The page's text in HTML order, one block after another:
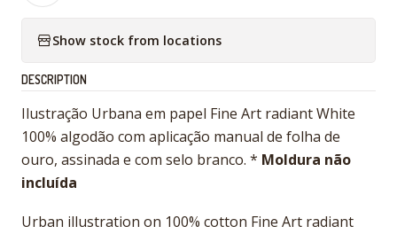
Show stock from locations
DESCRIPTION
Ilustração Urbana em papel Fine Art radiant White
100% algodão com aplicação manual de folha de
ouro, assinada e com selo branco. * Moldura não
incluída
Urban illustration on 100% cotton Fine Art radiant